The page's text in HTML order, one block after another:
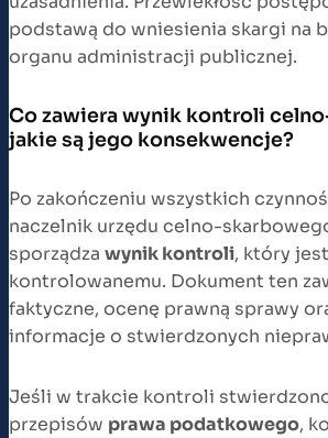
podstawą do wniesienia skargi na
organu administracji publicznej.
Co zawiera wynik kontroli
jakie są jego konsekwencje?
Po zakończeniu wszystkich
naczelnik urzędu celno-
sporządza wynik kontroli, który
kontrolowanemu. Dokument ten
faktyczne, ocenę prawną sprawy
informacje o stwierdzonych
Jeśli w trakcie kontroli
przepisów prawa podatkowego,